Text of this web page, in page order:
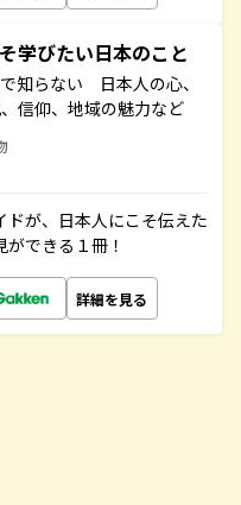
学びたい日本のこと
知らない 日本人の心、
信仰、地域の魅力など
ドが、日本人にこそ伝えた
できる１冊！
詳細を見る